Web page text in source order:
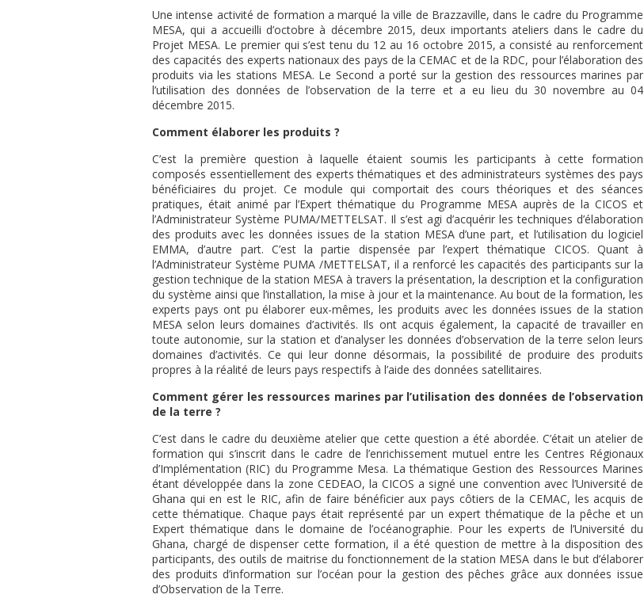
Une intense activité de formation a marqué la ville de Brazzaville, dans le cadre du Programme
MESA, qui a accueilli d’octobre à décembre 2015, deux importants ateliers dans le cadre du
Projet MESA. Le premier qui s’est tenu du 12 au 16 octobre 2015, a consisté au renforcement
des capacités des experts nationaux des pays de la CEMAC et de la RDC, pour l’élaboration des
produits via les stations MESA. Le Second a porté sur la gestion des ressources marines par
l’utilisation des données de l’observation de la terre et a eu lieu du 30 novembre au 04
décembre 2015.
Comment élaborer les produits ?
C’est la première question à laquelle étaient soumis les participants à cette formation
composés essentiellement des experts thématiques et des administrateurs systèmes des pays
bénéficiaires du projet. Ce module qui comportait des cours théoriques et des séances
pratiques, était animé par l’Expert thématique du Programme MESA auprès de la CICOS et
l’Administrateur Système PUMA/METTELSAT. Il s’est agi d’acquérir les techniques d’élaboration
des produits avec les données issues de la station MESA d’une part, et l’utilisation du logiciel
EMMA, d’autre part. C’est la partie dispensée par l’expert thématique CICOS. Quant à
l’Administrateur Système PUMA /METTELSAT, il a renforcé les capacités des participants sur la
gestion technique de la station MESA à travers la présentation, la description et la configuration
du système ainsi que l’installation, la mise à jour et la maintenance. Au bout de la formation, les
experts pays ont pu élaborer eux-mêmes, les produits avec les données issues de la station
MESA selon leurs domaines d’activités. Ils ont acquis également, la capacité de travailler en
toute autonomie, sur la station et d’analyser les données d’observation de la terre selon leurs
domaines d’activités. Ce qui leur donne désormais, la possibilité de produire des produits
propres à la réalité de leurs pays respectifs à l’aide des données satellitaires.
Comment gérer les ressources marines par l’utilisation des données de l’observation
de la terre ?
C’est dans le cadre du deuxième atelier que cette question a été abordée. C’était un atelier de
formation qui s’inscrit dans le cadre de l’enrichissement mutuel entre les Centres Régionaux
d’Implémentation (RIC) du Programme Mesa. La thématique Gestion des Ressources Marines
étant développée dans la zone CEDEAO, la CICOS a signé une convention avec l’Université de
Ghana qui en est le RIC, afin de faire bénéficier aux pays côtiers de la CEMAC, les acquis de
cette thématique. Chaque pays était représenté par un expert thématique de la pêche et un
Expert thématique dans le domaine de l’océanographie. Pour les experts de l’Université du
Ghana, chargé de dispenser cette formation, il a été question de mettre à la disposition des
participants, des outils de maitrise du fonctionnement de la station MESA dans le but d’élaborer
des produits d’information sur l’océan pour la gestion des pêches grâce aux données issue
d’Observation de la Terre.